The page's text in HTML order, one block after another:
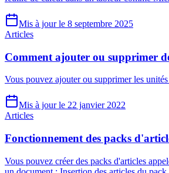
Mis à jour le 8 septembre 2025
Articles
Comment ajouter ou supprimer
Vous pouvez ajouter ou supprimer les
Mis à jour le 22 janvier 2022
Articles
Fonctionnement des packs
Vous pouvez créer des packs d'articles